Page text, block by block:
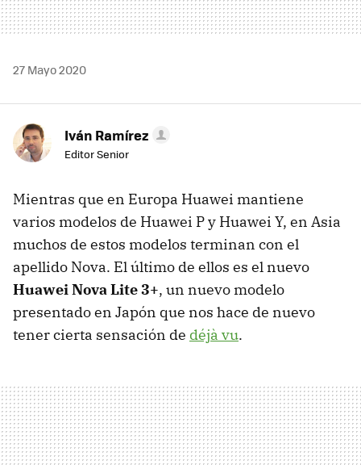
27 Mayo 2020
Iván Ramírez
Editor Senior
Mientras que en Europa Huawei mantiene
varios modelos de Huawei P y Huawei Y, en Asia
muchos de estos modelos terminan con el
apellido Nova. El último de ellos es el nuevo
Huawei Nova Lite 3+, un nuevo modelo
presentado en Japón que nos hace de nuevo
tener cierta sensación de déjà vu.